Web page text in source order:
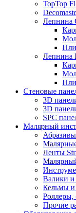
TopTop
Лепнина
Лепнина
Стеновые
3D
3D
SPC
Малярный
Абразивы
Ленты
Валики и
Кельмы и
Роллеры,
Прочие